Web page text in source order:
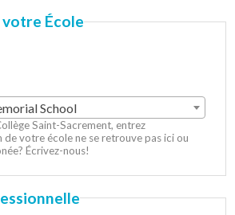
École
School
Saint-Sacrement, entrez
de votre école ne se retrouve pas ici ou
Écrivez-nous!